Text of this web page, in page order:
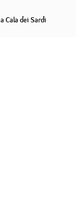
Cala dei Sardi